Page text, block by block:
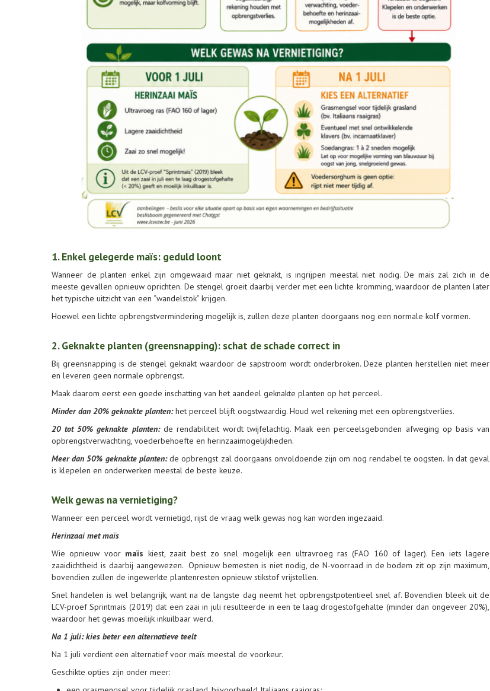
1. Enkel gelegerde maïs: geduld loont
Wanneer de planten enkel zijn omgewaaid maar niet geknakt, is ingrijpen meestal niet nodig. De maïs zal zich in de
meeste gevallen opnieuw oprichten. De stengel groeit daarbij verder met een lichte kromming, waardoor de planten later
het typische uitzicht van een “wandelstok” krijgen.
Hoewel een lichte opbrengstvermindering mogelijk is, zullen deze planten doorgaans nog een normale kolf vormen.
2. Geknakte planten (greensnapping): schat de schade correct in
Bij greensnapping is de stengel geknakt waardoor de sapstroom wordt onderbroken. Deze planten herstellen niet meer
en leveren geen normale opbrengst.
Maak daarom eerst een goede inschatting van het aandeel geknakte planten op het perceel.
Minder dan 20% geknakte planten:het perceel blijft oogstwaardig. Houd wel rekening met een opbrengstverlies.
20 tot 50% geknakte planten:de rendabiliteit wordt twijfelachtig. Maak een perceelsgebonden afweging op basis van
opbrengstverwachting, voederbehoefte en herinzaaimogelijkheden.
Meer dan 50% geknakte planten: de opbrengst zal doorgaans onvoldoende zijn om nog rendabel te oogsten. In dat geval
is klepelen en onderwerken meestal de beste keuze.
Welk gewas na vernietiging?
Wanneer een perceel wordt vernietigd, rijst de vraag welk gewas nog kan worden ingezaaid.
Herinzaai met maïs
Wie opnieuw voor maïs kiest, zaait best zo snel mogelijk een ultravroeg ras (FAO 160 of lager). Een iets lagere
zaaidichtheid is daarbij aangewezen. Opnieuw bemesten is niet nodig, de N-voorraad in de bodem zit op zijn maximum,
bovendien zullen de ingewerkte plantenresten opnieuw stikstof vrijstellen.
Snel handelen is wel belangrijk, want na de langste dag neemt het opbrengstpotentieel snel af. Bovendien bleek uit de
LCV-proef Sprintmaïs (2019) dat een zaai in juli resulteerde in een te laag drogestofgehalte (minder dan ongeveer 20%),
waardoor het gewas moeilijk inkuilbaar werd.
Na 1 juli: kies beter een alternatieve teelt
Na 1 juli verdient een alternatief voor maïs meestal de voorkeur.
Geschikte opties zijn onder meer: